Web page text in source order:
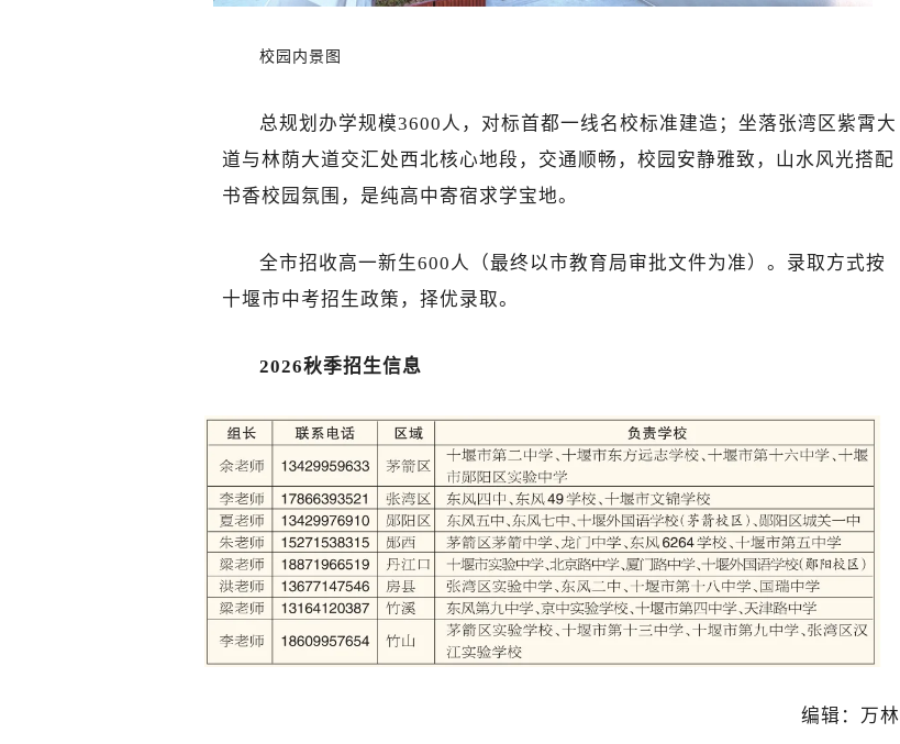
校园内景图
总规划办学规模3600人，对标首都一线名校标准建造；坐落张湾区紫霄大
道与林荫大道交汇处西北核心地段，交通顺畅，校园安静雅致，山水风光搭配
书香校园氛围，是纯高中寄宿求学宝地。
全市招收高一新生600人（最终以市教育局审批文件为准 ）。录取方式按
十堰市中考招生政策，择优录取。
2026秋季招生信息
编辑：万林